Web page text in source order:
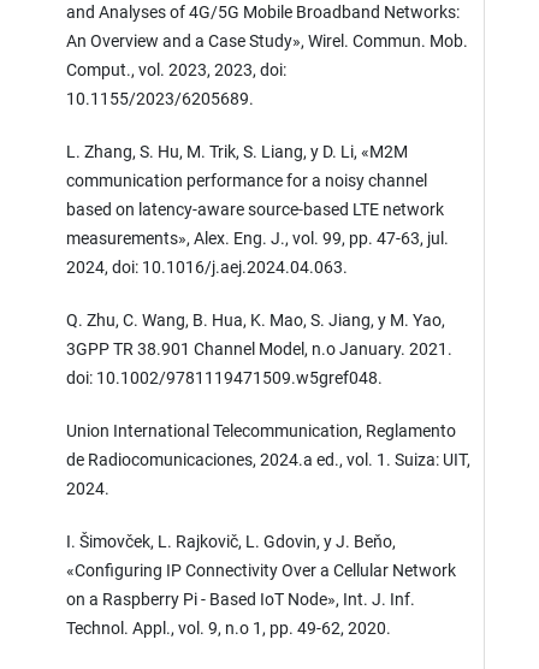
and Analyses of 4G/5G Mobile Broadband Networks:
An Overview and a Case Study», Wirel. Commun. Mob.
Comput., vol. 2023, 2023, doi:
10.1155/2023/6205689.
L. Zhang, S. Hu, M. Trik, S. Liang, y D. Li, «M2M
communication performance for a noisy channel
based on latency-aware source-based LTE network
measurements», Alex. Eng. J., vol. 99, pp. 47-63, jul.
2024, doi: 10.1016/j.aej.2024.04.063.
Q. Zhu, C. Wang, B. Hua, K. Mao, S. Jiang, y M. Yao,
3GPP TR 38.901 Channel Model, n.o January. 2021.
doi: 10.1002/9781119471509.w5gref048.
Union International Telecommunication, Reglamento
de Radiocomunicaciones, 2024.a ed., vol. 1. Suiza: UIT,
2024.
I. Šimovček, L. Rajkovič, L. Gdovin, y J. Beňo,
«Configuring IP Connectivity Over a Cellular Network
on a Raspberry Pi - Based IoT Node», Int. J. Inf.
Technol. Appl., vol. 9, n.o 1, pp. 49-62, 2020.